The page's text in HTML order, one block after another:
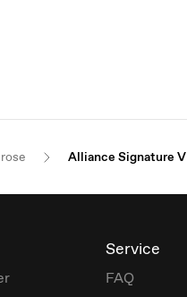
Alliance Signature V
Service
FAQ